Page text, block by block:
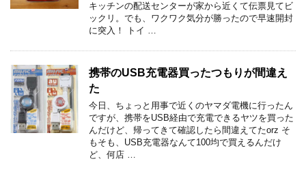
キッチンの配送センターが家から近くて伝票見てビ
ックリ。でも、ワクワク気分が勝ったので早速開封
に突入！ トイ …
携帯のUSB充電器買ったつもりが間違え
た
今日、ちょっと用事で近くのヤマダ電機に行ったん
ですが、携帯をUSB経由で充電できるヤツを買った
んだけど、帰ってきて確認したら間違えてたorz そ
もそも、USB充電器なんて100均で買えるんだけ
ど、何店 …